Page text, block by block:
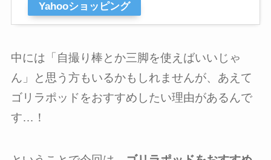
Yahooショッピング
中には「自撮り棒とか三脚を使えばいいじゃ
ん」と思う方もいるかもしれませんが、あえて
ゴリラポッドをおすすめしたい理由があるんで
す…！